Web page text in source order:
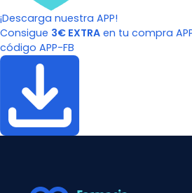
¡Descarga nuestra APP!
Consigue 3€ EXTRA en tu compra
código APP-FB